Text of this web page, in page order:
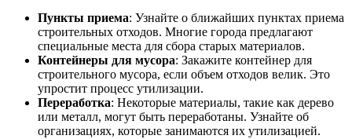
Пункты приема: Узнайте о ближайших пунктах приема
строительных отходов. Многие города предлагают
специальные места для сбора старых материалов.
Контейнеры для мусора: Закажите контейнер для
строительного мусора, если объем отходов велик. Это
упростит процесс утилизации.
Переработка: Некоторые материалы, такие как дерево
или металл, могут быть переработаны. Узнайте об
организациях, которые занимаются их утилизацией.